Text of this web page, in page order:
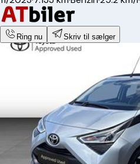
Ring nu Skriv til sælger